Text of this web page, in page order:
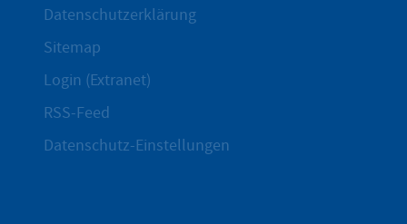
Datenschutzerklärung
Sitemap
Login (Extranet)
RSS-Feed
Datenschutz-Einstellungen